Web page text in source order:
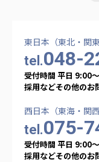
NGO共生の家
G-COM JOINT STOCK
海外子会社・合弁会社
上海介護施設
広州谷豊園
東日本（東北・関
tel.048-
受付時間 平日 9:00
採用などその他の
西日本（東海・関
tel.075-
受付時間 平日 9:00
採用などその他の